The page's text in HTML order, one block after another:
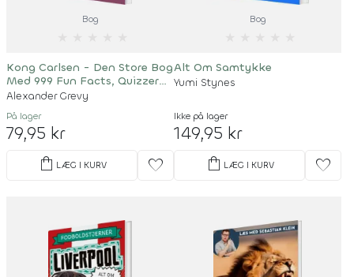
Bog
Kong Carlsen - Den Store Bog
Med 999 Fun Facts, Quizzer
Og Rekorder
Alexander Grevy
På lager
79,95 kr
shopping_bag LÆG I KURV favorite
Bog
Alt Om Samtykke
Yumi Stynes
Ikke på lager
149,95 kr
shopping_bag LÆG I KURV favorite